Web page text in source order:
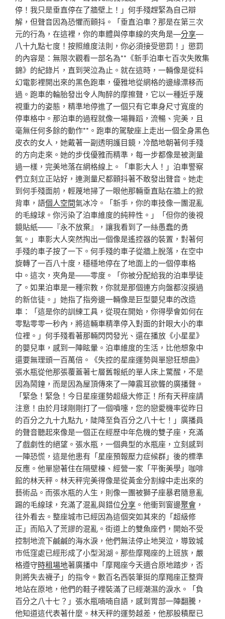
停！我只是垂直停在了牆壁上！」何手殘趕緊為自己辯
解，但聲音因為恐懼而顫抖。「垂直泊車？那是在第三次
元的行為，在這裡，你的車體與停車線的夾角是—分享—
八十九點七度！按照維度法則，你必須接受懲罰！」懲罰
的內容是：無限次觀看一部名為**《新手泊車七百次失敗集
錦》的紀錄片，直到哭泣為止。就在這時，一輛像是從科
幻電影裡開出來的黑色跑車，優雅地從網格的邊緣漂移而
過。跑車的輪胎發出令人陶醉的摩擦聲，它以一種近乎蔑
視重力的姿態，精準地停進了一個只有它車身尺寸寬度的
停車格中。那泊車的過程就像一場舞蹈，流暢、完美，且
毫無任何多餘的動作**。跑車的駕駛座上走出一個全身黑色
皮衣的女人，她戴著一副透明護目鏡，冷酷地朝著何手殘
的方向走來。她的步伐優雅而精準，每一步都像是被測量
過一樣，完美地落在網格線上。「車影大人！」泊車警察
們立刻立正站好，連測量尺都顫抖著不敢發出聲音。她走
到何手殘面前，輕蔑地掃了一眼他那輛垂直貼在牆上的掀
背車，語個人空間氣冰冷。「新手，你的車技像一團混亂
的毛線球。你污染了泊車維度的純粹性。」「但你的後視
鏡貼紙——『永不放棄』，讓我看到了一絲愚蠢的勇
氣。」車影大人突然掏出一個像是遙控器的裝置，對著何
手殘的車子按了一下。何手殘的車子從牆上脫落，在空中
旋轉了一百八十度，穩穩地停在了地面上的一個停車格
中。這次，夾角是——零度。「你被分配給我的泊車學徒
了。如果泊車是一種宗教，你就是那個連方向盤都沒摸過
的新信徒。」她指了指旁邊一輛像是巨型嬰兒車的改造
車：「這是你的訓練工具，從現在開始，你得學會如何在
零點零零一秒內，將這輛車精準停入對面的針眼大小的車
位裡。」何手殘看著那輛閃閃發光、還在播放《小星星》
的嬰兒車，感到一陣眩暈。泊車維度的生活，比他想象中
還要無理頭一百萬倍。《失控的星座運勢與單戀狂想曲》
張水瓶從他那張覆蓋著七層舊報紙的單人床上驚醒，不是
因為鬧鐘，而是因為屋頂傳來了一陣震耳欲聾的廣播聲。
「緊急！緊急！今日星座運勢超級大修正！所有天秤座請
注意！由於月球剛剛打了一個噴嚏，您的戀愛機率從昨日
的百分之九十九點九，陡降至負百分之八十七！」廣播員
的聲音聽起來像是一個正在經歷中年危機的雙子座，充滿
了戲劇性的絕望。張水瓶，一個典型的水瓶座，立刻感到
一陣恐慌，這是他患有「星座預報壓力症候群」後的標準
反應。他單戀著住在隔壁棟、經營一家「平衡美學」咖啡
館的林天秤。林天秤完美得像是從黃金分割線中走出來的
藝術品。而張水瓶的人生，則像一團被獅子座暴君隨意亂
踢的毛線球，充滿了混亂與錯位分享 。他衝到窗邊聚會 ，
往外看去。整座城市已經因為這個突如其來的「超級修
正」而陷入了荒謬的混亂。街道上的雙魚座們，開始不受
控制地流下鹹鹹的海水淚，他們無法停止地哭泣，導致城
市低窪處已經形成了小型潟湖。那些摩羯座的上班族，嚴
格遵守時租場地著廣播中「摩羯座今天適合原地踏步，否
則將失去襪子」的指令。數百名西裝筆挺的摩羯座正整齊
地站在原地，他們的鞋子裡裝滿了已經潮濕的淚水。「負
百分之八十七？」張水瓶喃喃自語，感到胃部一陣翻騰，
他知道這代表著什麼。林天秤的運勢越差，他那股積壓已